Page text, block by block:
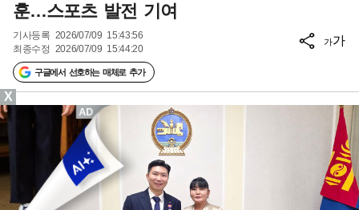
훈…스포츠 발전 기여
기사등록 2026/07/09 15:43:56
최종수정 2026/07/09 15:44:20
구글에서 선호하는 매체로 추가
가가
X